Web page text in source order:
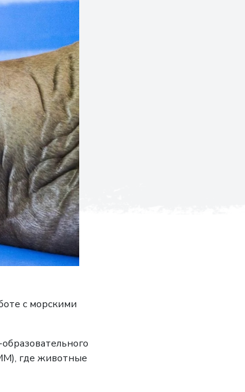
с морскими
где животные